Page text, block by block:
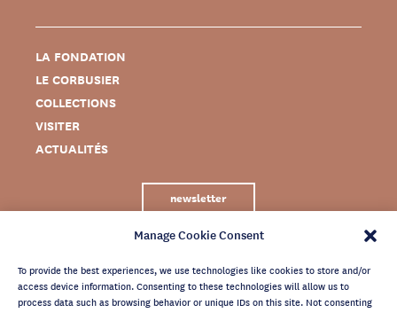
Manage Cookie Consent
To provide the best experiences, we use technologies like cookies to store and/or
access device information. Consenting to these technologies will allow us to
process data such as browsing behavior or unique IDs on this site. Not consenting
LA FONDATION
LE CORBUSIER
COLLECTIONS
VISITER
ACTUALITÉS
newsletter